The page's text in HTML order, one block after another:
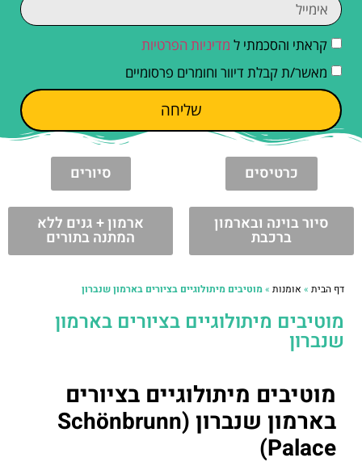
קראתי והסכמתי ל מדיניות הפרטיות
מאשר/ת קבלת דיוור וחומרים פרסומיים
שליחה
כרטיסים סיורים
סיור בוינה ובארמון
ברכבת
ארמון + גנים ללא
המתנה בתורים
דף הבית » אומנות »מוטיבים מיתולוגיים בציורים בארמון שנברון
מוטיבים מיתולוגיים בציורים בארמון
שנברון
מוטיבים מיתולוגיים בציורים
בארמון שנברון (Schönbrunn
Palace)